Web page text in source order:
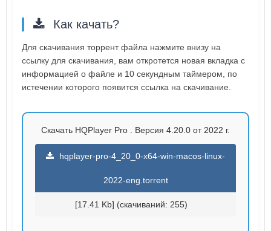
Как качать?
Для скачивания торрент файла нажмите внизу на
ссылку для скачивания, вам откротется новая вкладка с
информацией о файле и 10 секундным таймером, по
истечении которого появится ссылка на скачивание.
Скачать HQPlayer Pro . Версия 4.20.0 от 2022 г.
hqplayer-pro-4_20_0-x64-win-macos-linux-
2022-eng.torrent
[17.41 Kb] (cкачиваний: 255)